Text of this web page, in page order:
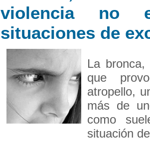
violencia no
situaciones de
La bronca,
que
atropello,
más de
como
situación